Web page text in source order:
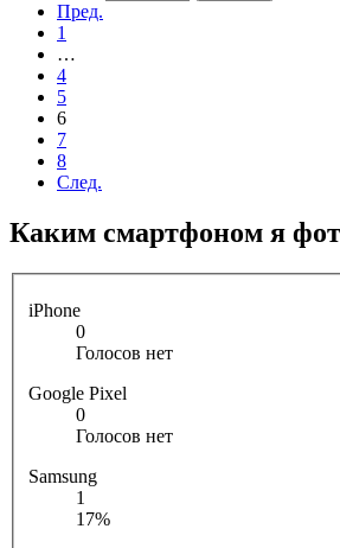
Пред.
1
…
4
5
6
7
8
След.
Каким смартфоном я
iPhone
0
Голосов нет
Google Pixel
0
Голосов нет
Samsung
1
17%